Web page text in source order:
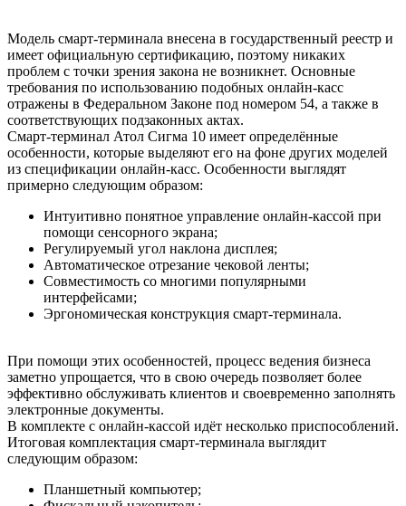
Модель смарт-терминала внесена в государственный реестр и
имеет официальную сертификацию, поэтому никаких
проблем с точки зрения закона не возникнет. Основные
требования по использованию подобных онлайн-касс
отражены в Федеральном Законе под номером 54, а также в
соответствующих подзаконных актах.
Смарт-терминал Атол Сигма 10 имеет определённые
особенности, которые выделяют его на фоне других моделей
из спецификации онлайн-касс. Особенности выглядят
примерно следующим образом:
Интуитивно понятное управление онлайн-кассой при
помощи сенсорного экрана;
Регулируемый угол наклона дисплея;
Автоматическое отрезание чековой ленты;
Совместимость со многими популярными
интерфейсами;
Эргономическая конструкция смарт-терминала.
При помощи этих особенностей, процесс ведения бизнеса
заметно упрощается, что в свою очередь позволяет более
эффективно обслуживать клиентов и своевременно заполнять
электронные документы.
В комплекте с онлайн-кассой идёт несколько приспособлений.
Итоговая комплектация смарт-терминала выглядит
следующим образом:
Планшетный компьютер;